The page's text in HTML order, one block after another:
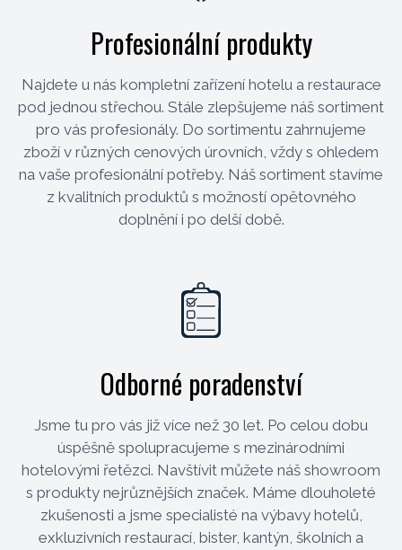
Profesionální produkty
Najdete u nás kompletní zařízení hotelu a restaurace
pod jednou střechou. Stále zlepšujeme náš sortiment
pro vás profesionály. Do sortimentu zahrnujeme
zboží v různých cenových úrovních, vždy s ohledem
na vaše profesionální potřeby. Náš sortiment stavíme
z kvalitních produktů s možností opětovného
doplnění i po delší době.
Odborné poradenství
Jsme tu pro vás již více než 30 let. Po celou dobu
úspěšně spolupracujeme s mezinárodními
hotelovými řetězci. Navštívit můžete náš showroom
s produkty nejrůznějších značek. Máme dlouholeté
zkušenosti a jsme specialisté na výbavy hotelů,
exkluzivních restaurací, bister, kantýn, školních a